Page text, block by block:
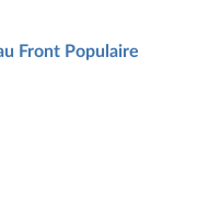
Front Populaire